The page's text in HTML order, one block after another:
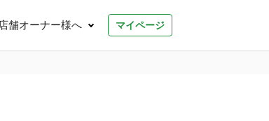
舗オーナー様へ マイページ